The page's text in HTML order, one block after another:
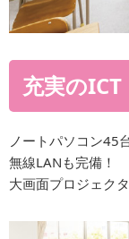
充実の
ノートパソコン45
無線LANも完備！
大画面プロジェク